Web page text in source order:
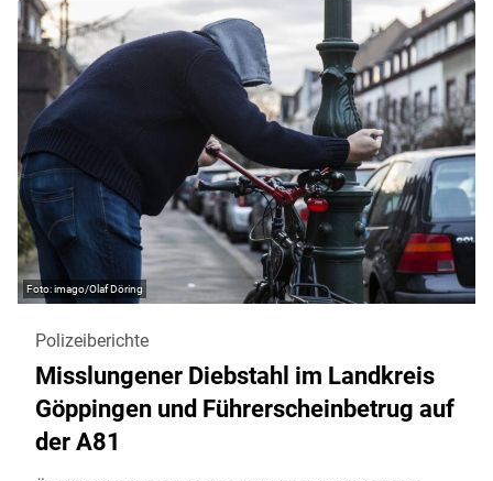
imago/Olaf Döring
Polizeiberichte
Misslungener Diebstahl im Landkreis
Göppingen und Führerscheinbetrug auf
der A81